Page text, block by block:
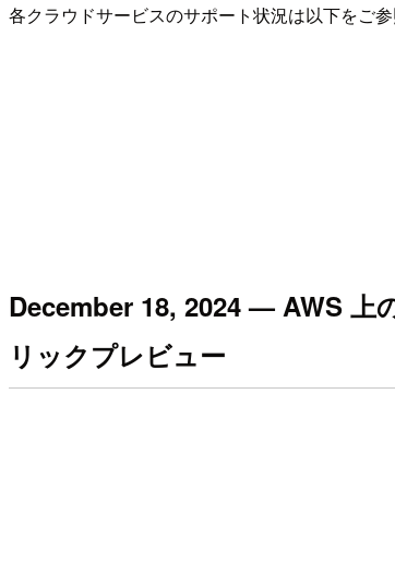
各クラウドサービスのサポート状況は以下をご参
December 18, 2024 — AWS 上
リックプレビュー